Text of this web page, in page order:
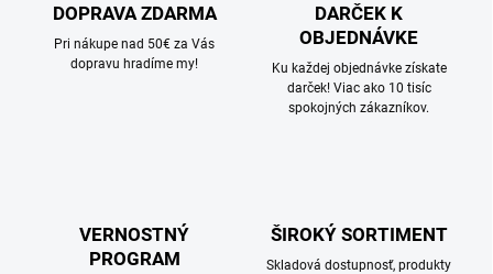
DOPRAVA ZDARMA
Pri nákupe nad 50€ za Vás
dopravu hradíme my!
DARČEK K
OBJEDNÁVKE
Ku každej objednávke získate
darček! Viac ako 10 tisíc
spokojných zákazníkov.
VERNOSTNÝ
PROGRAM
ŠIROKÝ SORTIMENT
Skladová dostupnosť, produkty